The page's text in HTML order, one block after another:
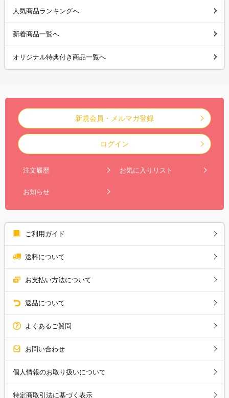
人気商品ランキングへ
新着商品一覧へ
オリジナル特典付き商品一覧へ
新規会員・メルマガ登録
ログイン
注文履歴 お気に入りリスト
お知らせ
ご利用ガイド
送料について
お支払い方法について
返品について
よくあるご質問
お問い合わせ
個人情報のお取り扱いについて
特定商取引法に基づく表示